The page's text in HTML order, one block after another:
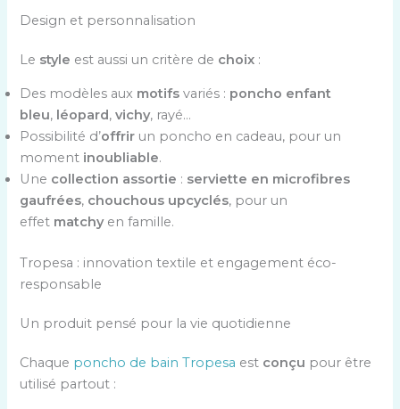
Design et personnalisation
Le style est aussi un critère de choix :
Des modèles aux motifs variés : poncho enfant
bleu, léopard ,vichy, rayé…
Possibilité d’offrir un poncho en cadeau, pour un
moment inoubliable.
Une collection assortie : serviette en microfibres
gaufrées, chouchous upcyclés, pour un
effet matchyen famille.
Tropesa : innovation textile et engagement éco-
responsable
Un produit pensé pour la vie quotidienne
Chaque poncho de bain Tropesa est conçu pour être
utilisé partout :